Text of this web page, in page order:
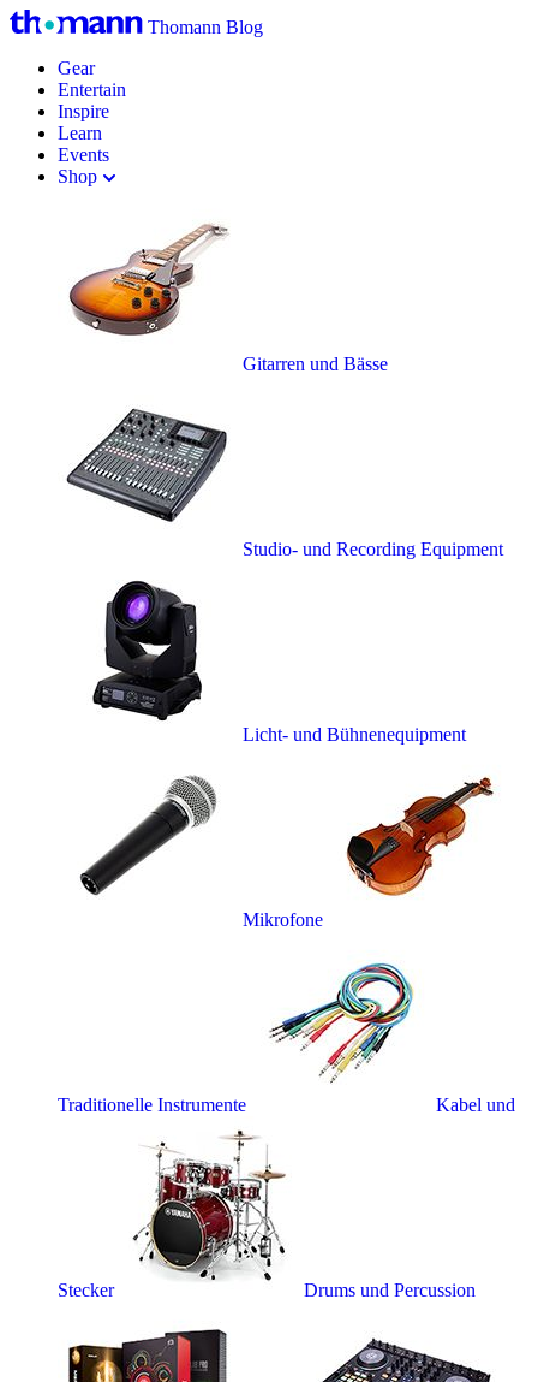
Thomann Blog
Gear
Entertain
Inspire
Learn
Events
Shop
Gitarren und Bässe
Studio- und Recording Equipment
Licht- und Bühnenequipment
Mikrofone
Traditionelle Instrumente Kabel und
Stecker Drums und Percussion